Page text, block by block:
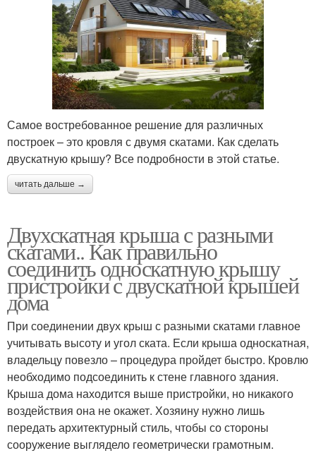
Самое востребованное решение для различных
построек – это кровля с двумя скатами. Как сделать
двускатную крышу? Все подробности в этой статье.
читать дальше →
Двухскатная крыша с разными
скатами.. Как правильно
соединить односкатную крышу
пристройки с двускатной крышей
дома
При соединении двух крыш с разными скатами главное
учитывать высоту и угол ската. Если крыша односкатная,
владельцу повезло – процедура пройдет быстро. Кровлю
необходимо подсоединить к стене главного здания.
Крыша дома находится выше пристройки, но никакого
воздействия она не окажет. Хозяину нужно лишь
передать архитектурный стиль, чтобы со стороны
сооружение выглядело геометрически грамотным.